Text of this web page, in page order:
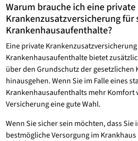
Warum brauche ich eine private
Krankenzusatzversicherung
Krankenhausaufenthalte?
Eine private
Krankenhausaufenthalte bietet
über den Grundschutz der
hinausgehen. Wenn Sie im Falle eines
Krankenhausaufenthalts mehr Komfort
Versicherung eine gute Wahl.
Wenn Sie sicher sein möchten, dass
bestmögliche Versorgung im